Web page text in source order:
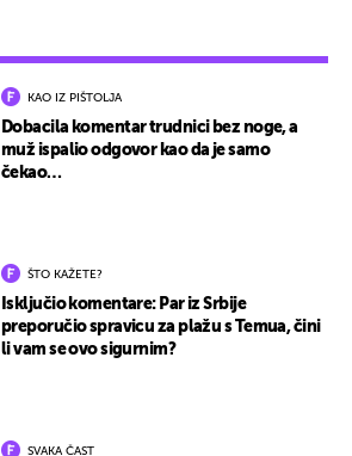
KAO IZ PIŠTOLJA
Dobacila komentar trudnici bez noge, a
muž ispalio odgovor kao da je samo
čekao…
ŠTO KAŽETE?
Isključio komentare: Par iz Srbije
preporučio spravicu za plažu s Temua, čini
li vam se ovo sigurnim?
SVAKA ČAST